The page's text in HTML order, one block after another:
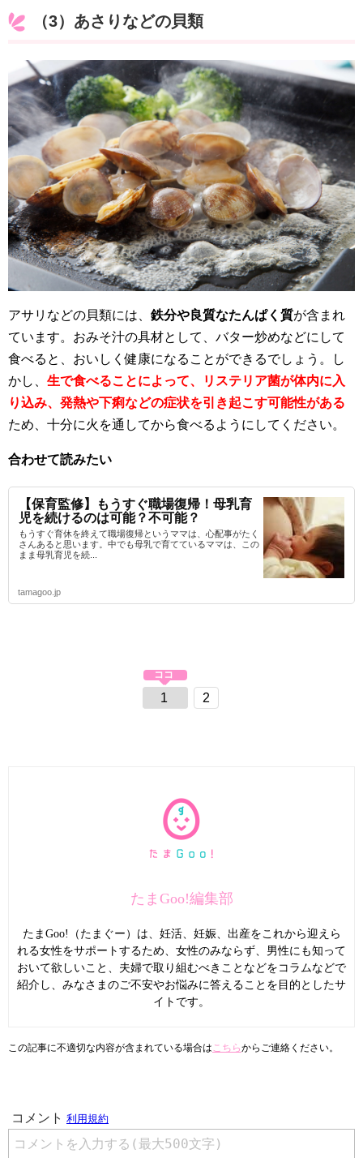
（3）あさりなどの貝類
アサリなどの貝類には、 鉄分や良質なたんぱく質が含まれ
ています。おみそ汁の具材として、バター炒めなどにして
食べると、おいしく健康になることができるでしょう。し
かし、 生で食べることによって、リステリア菌が体内に入
り込み、発熱や下痢などの症状を引き起こす可能性がある
ため、十分に火を通してから食べるようにしてください。
合わせて読みたい
【保育監修】もうすぐ職場復帰！母乳育
児を続けるのは可能？不可能？
もうすぐ育休を終えて職場復帰というママは、心配事がたく
さんあると思います。中でも母乳で育てているママは、この
まま母乳育児を続...
tamagoo.jp
1 2
たまGoo!編集部
たまGoo!（たまぐー）は、妊活、妊娠、出産をこれから迎えら
れる女性をサポートするため、女性のみならず、男性にも知って
おいて欲しいこと、夫婦で取り組むべきことなどをコラムなどで
紹介し、みなさまのご不安やお悩みに答えることを目的としたサ
イトです。
この記事に不適切な内容が含まれている場合はこちらからご連絡ください。